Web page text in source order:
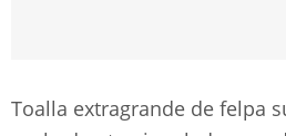
Toalla extragrande de felpa